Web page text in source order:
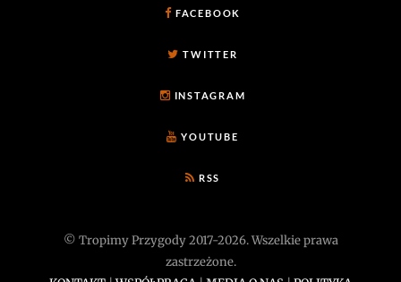
FACEBOOK
TWITTER
INSTAGRAM
YOUTUBE
RSS
© Tropimy Przygody 2017-2026. Wszelkie prawa
zastrzeżone.